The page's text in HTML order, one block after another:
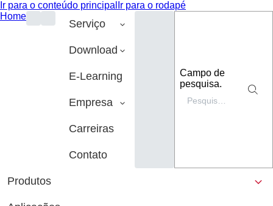
Ir para o conteúdo principal Ir para o rodapé
Home
Serviço
Download
E-Learning
Empresa
Carreiras
Contato
Campo de
pesquisa.
Produtos